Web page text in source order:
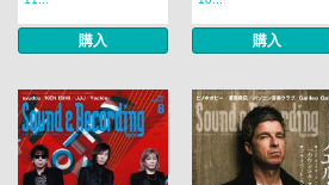
購入 購入